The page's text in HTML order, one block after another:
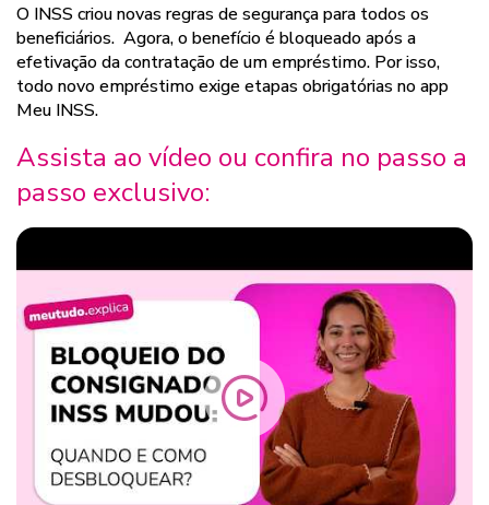
O INSS criou novas regras de segurança para todos os
beneficiários. Agora, o benefício é bloqueado após a
efetivação da contratação de um empréstimo. Por isso,
todo novo empréstimo exige etapas obrigatórias no app
Meu INSS.
Assista ao vídeo ou confira no passo a
passo exclusivo: